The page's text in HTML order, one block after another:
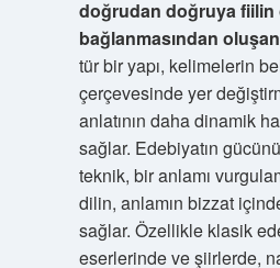
doğrudan doğruya fiilin
bağlanmasından oluşan
tür bir yapı, kelimelerin
çerçevesinde yer
anlatının daha dinamik
sağlar. Edebiyatın
teknik, bir anlamı
dilin, anlamın bizzat
sağlar. Özellikle klasik
eserlerinde ve şiirlerde,